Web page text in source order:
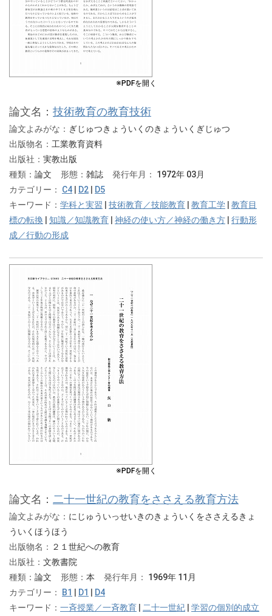
※PDFを開く
論文名： 技術教育の教育技術
論文よみがな： ぎじゅつきょういくのきょういくぎじゅつ
出版物名： 工業教育資料
出版社： 実教出版
種類： 論文 形態： 雑誌 発行年月：
1972年 03月
カテゴリー： C4 D2
D5
キーワード： 学科と実習 技術教育／技能教育 教育工学
教育目
標の転換
知識／知識教育 神経の使い方／神経の働き方
行動形
成／行動の形成
※PDFを開く
論文名： 二十一世紀の教育をささえる教育方法
論文よみがな： にじゅういっせいきのきょういくをささえるきょ
ういくほうほう
出版物名： ２１世紀への教育
出版社： 文教書院
種類： 論文 形態： 本 発行年月：
1969年 11月
カテゴリー：
B1 D1
D4
キーワード： 一斉授業／一斉教育 二十一世紀 学習の個別的成立